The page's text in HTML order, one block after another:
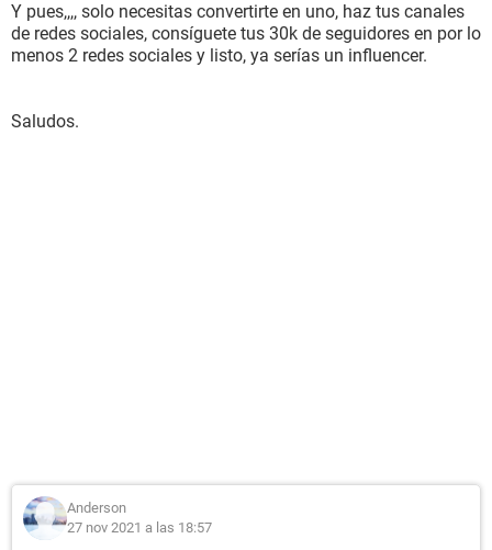
Y pues,,,, solo necesitas convertirte en uno, haz tus canales
de redes sociales, consíguete tus 30k de seguidores en por lo
menos 2 redes sociales y listo, ya serías un influencer.
Saludos.
Anderson
27 nov 2021 a las 18:57